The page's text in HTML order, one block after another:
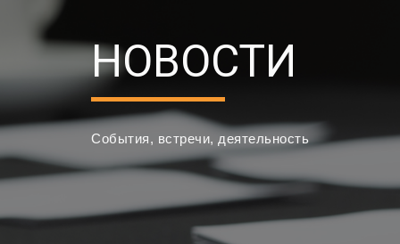
НОВОСТИ
События, встречи, деятельность